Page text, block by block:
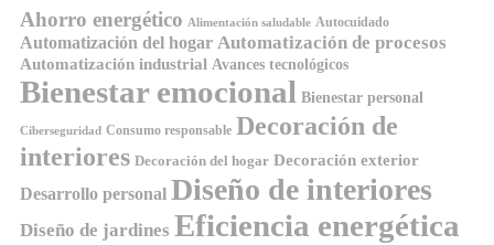
Ahorro energético Alimentación saludable Autocuidado
Automatización del hogar Automatización de procesos
Automatización industrial Avances tecnológicos
Bienestar emocional Bienestar personal
Ciberseguridad Consumo responsable Decoración de
interiores Decoración del hogar Decoración exterior
Desarrollo personal Diseño de interiores
Diseño de jardines Eficiencia energética